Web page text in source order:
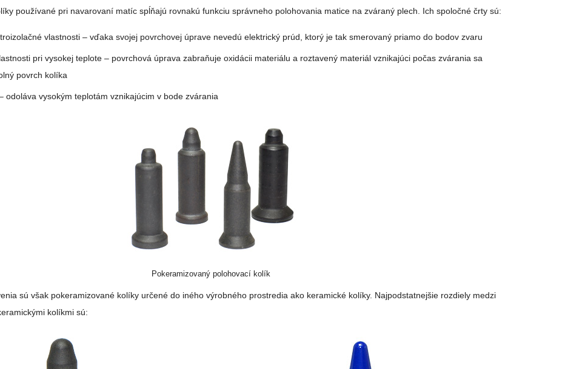
používané pri navarovaní matíc spĺňajú rovnakú funkciu správneho polohovania matice na zváraný plech. Ich spoločné črty sú:
vlastnosti – vďaka svojej povrchovej úprave nevedú elektrický prúd, ktorý je tak smerovaný priamo do bodov zvaru
pri vysokej teplote – povrchová úprava zabraňuje oxidácii materiálu a roztavený materiál vznikajúci počas zvárania sa
povrch kolíka
odoláva vysokým teplotám vznikajúcim v bode zvárania
Pokeramizovaný polohovací kolík
sú však pokeramizované kolíky určené do iného výrobného prostredia ako keramické kolíky. Najpodstatnejšie rozdiely medzi
kolíkmi sú: